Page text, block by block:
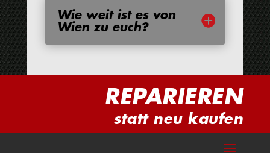
Wie weit ist es von
Wien zu euch?
REPARIEREN
statt neu kaufen